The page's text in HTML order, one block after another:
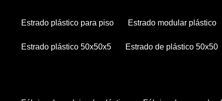
estrado plástico para piso estrado modular plástico
estrado plástico 50x50x5 estrado de plástico 50x50